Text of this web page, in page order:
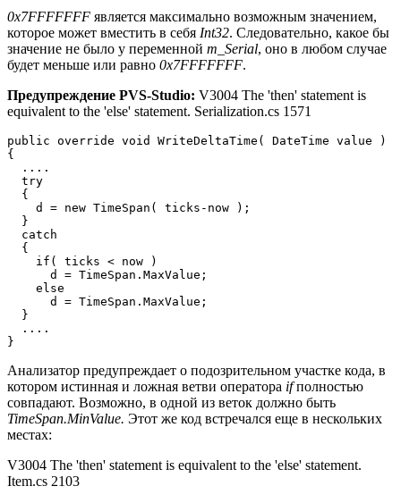
0x7FFFFFFF является максимально возможным значением,
которое может вместить в себя Int32. Следовательно, какое бы
значение не было у переменной m_Serial, оно в любом случае
будет меньше или равно 0x7FFFFFFF.
Предупреждение PVS-Studio: V3004 The 'then' statement is
equivalent to the 'else' statement. Serialization.cs 1571
public override void WriteDeltaTime( DateTime value )
{
  ....
  try
  {
    d = new TimeSpan( ticks-now );
  }
  catch
  {
    if( ticks < now )
      d = TimeSpan.MaxValue;
    else
      d = TimeSpan.MaxValue;
  }
  ....
}
Анализатор предупреждает о подозрительном участке кода, в
котором истинная и ложная ветви оператора ifполностью
совпадают. Возможно, в одной из веток должно быть
TimeSpan.MinValue. Этот же код встречался еще в нескольких
местах:
V3004 The 'then' statement is equivalent to the 'else' statement.
Item.cs 2103